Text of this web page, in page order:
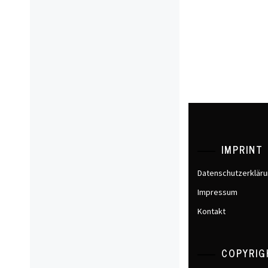
IMPRINT
Impressum
Kontakt